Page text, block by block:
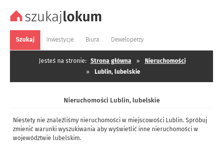
Szukaj Inwestycje Biura Deweloperzy
Jesteś na stronie: Strona główna »
Nieruchomości
»
Lublin, lubelskie
Nieruchomości Lublin, lubelskie
Niestety nie znaleźliśmy nieruchomości w miejscowości Lublin. Spróbuj
zmienić warunki wyszukiwania aby wyświetlić inne nieruchomości w
województwie lubelskim.